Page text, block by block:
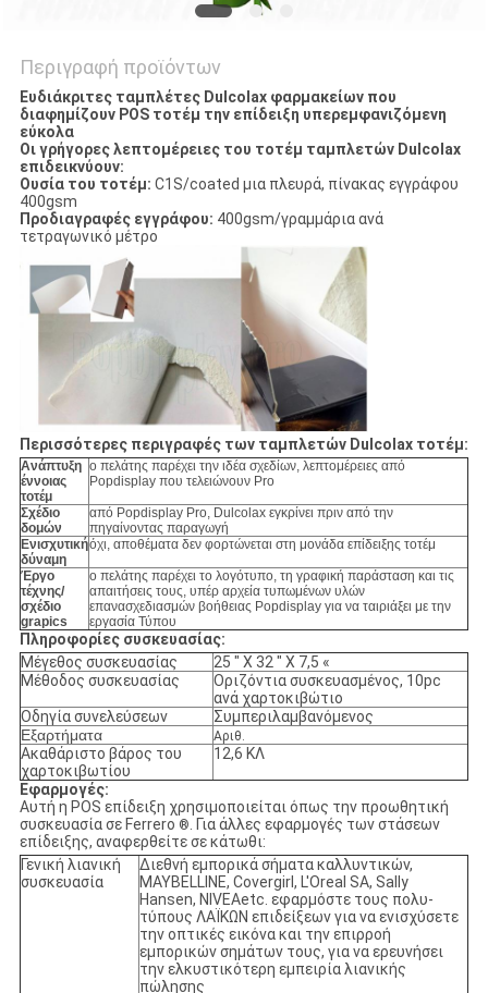
Περιγραφή προϊόντων
Ευδιάκριτες ταμπλέτες Dulcolax φαρμακείων που
διαφημίζουν POS τοτέμ την επίδειξη υπερεμφανιζόμενη
εύκολα
Οι γρήγορες λεπτομέρειες του τοτέμ ταμπλετών Dulcolax
επιδεικνύουν:
Ουσία του τοτέμ: C1S/coated μια πλευρά, πίνακας εγγράφου
400gsm
Προδιαγραφές εγγράφου: 400gsm/γραμμάρια ανά
τετραγωνικό μέτρο
Περισσότερες περιγραφές των ταμπλετών Dulcolax τοτέμ:
Ανάπτυξη
έννοιας
τοτέμ
ο πελάτης παρέχει την ιδέα σχεδίων, λεπτομέρειες από
Popdisplay που τελειώνουν Pro
Σχέδιο
δομών
από Popdisplay Pro, Dulcolax εγκρίνει πριν από την
πηγαίνοντας παραγωγή
Ενισχυτική
δύναμη
όχι, αποθέματα δεν φορτώνεται στη μονάδα επίδειξης τοτέμ
Έργο
τέχνης/
σχέδιο
grapics
ο πελάτης παρέχει το λογότυπο, τη γραφική παράσταση και τις
απαιτήσεις τους, υπέρ αρχεία τυπωμένων υλών
επανασχεδιασμών βοήθειας Popdisplay για να ταιριάξει με την
εργασία Τύπου
Πληροφορίες συσκευασίας:
Μέγεθος συσκευασίας
25 " Χ 32 " Χ 7,5 «
Μέθοδος συσκευασίας
Οριζόντια συσκευασμένος, 10pc
ανά χαρτοκιβώτιο
Οδηγία συνελεύσεων
Συμπεριλαμβανόμενος
Εξαρτήματα
Αριθ.
Ακαθάριστο βάρος του
χαρτοκιβωτίου
12,6 ΚΛ
Εφαρμογές:
Αυτή η POS επίδειξη χρησιμοποιείται όπως την προωθητική
συσκευασία σε Ferrero ®
. Για άλλες εφαρμογές των στάσεων
επίδειξης, αναφερθείτε σε κάτωθι:
Γενική λιανική
συσκευασία
Διεθνή εμπορικά σήματα καλλυντικών,
MAYBELLINE, Covergirl, L'Oreal SA, Sally
Hansen, NIVEAetc. εφαρμόστε τους πολυ-
τύπους ΛΑΪΚΩΝ επιδείξεων για να ενισχύσετε
την οπτικές εικόνα και την επιρροή
εμπορικών σημάτων τους, για να ερευνήσει
την ελκυστικότερη εμπειρία λιανικής
πώλησης